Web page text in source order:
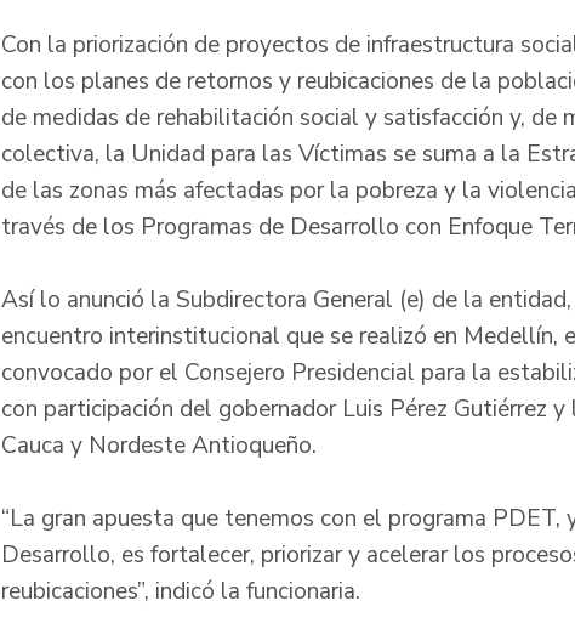
Con la priorización de proyectos de infraestructura
con los planes de retornos y reubicaciones de la
de medidas de rehabilitación social y satisfacción y, de
colectiva, la Unidad para las Víctimas se suma a la
de las zonas más afectadas por la pobreza y la
través de los Programas de Desarrollo con Enfoque
Así lo anunció la Subdirectora General (e) de la
encuentro interinstitucional que se realizó en Medellín,
convocado por el Consejero Presidencial para la
con participación del gobernador Luis Pérez Gutiérrez
Cauca y Nordeste Antioqueño.
“La gran apuesta que tenemos con el programa
Desarrollo, es fortalecer, priorizar y acelerar los
reubicaciones”, indicó la funcionaria.